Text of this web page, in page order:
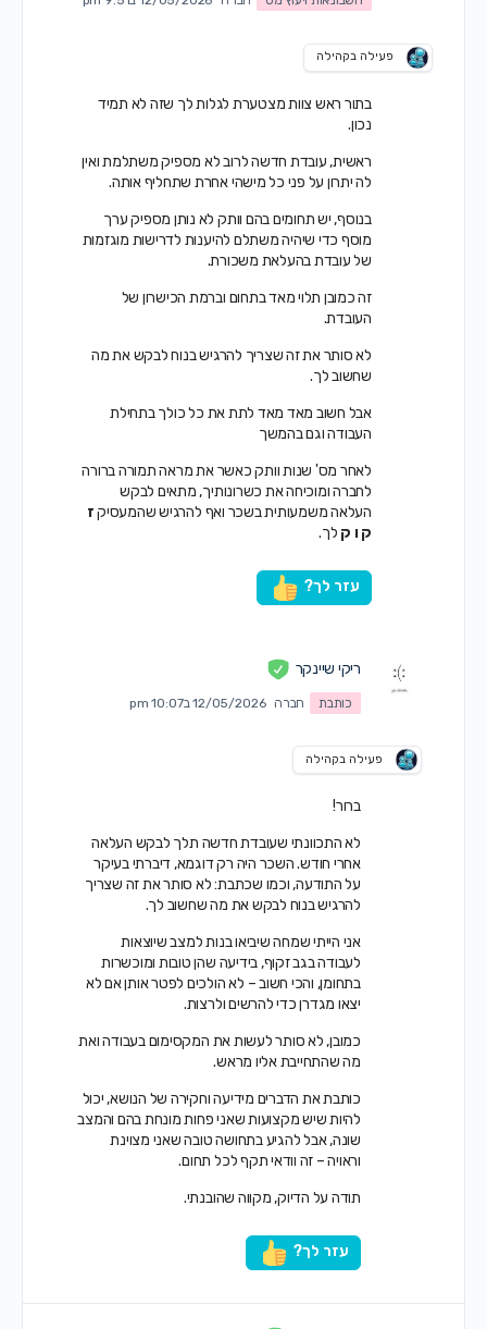
פעילה בקהילה
בתור ראש צוות מצטערת לגלות לך שזה לא תמיד
נכון.
ראשית, עובדת חדשה לרוב לא מספיק משתלמת ואין
לה יתרון על פני כל מישהי אחרת שתחליף אותה.
בנוסף, יש תחומים בהם וותק לא נותן מספיק ערך
מוסף כדי שיהיה משתלם להיענות לדרישות מוגזמות
של עובדת בהעלאת משכורת.
זה כמובן תלוי מאד בתחום וברמת הכישרון של
העובדת.
לא סותר את זה שצריך להרגיש בנוח לבקש את מה
שחשוב לך.
אבל חשוב מאד מאד לתת את כל כולך בתחילת
העבודה וגם בהמשך
לאחר מס' שנות וותק כאשר את מראה תמורה ברורה
לחברה ומוכיחה את כשרונותיך, מתאים לבקש
העלאה משמעותית בשכר ואף להרגיש שהמעסיקז
ק ו קלך.
עזר לך?
ריקי שיינקר
כותבת חברה 12/05/2026 ב10:07 pm
פעילה בקהילה
ברור!
לא התכוונתי שעובדת חדשה תלך לבקש העלאה
אחרי חודש. השכר היה רק דוגמא, דיברתי בעיקר
על התודעה, וכמו שכתבת:לא סותר את זה שצריך
להרגיש בנוח לבקש את מה שחשוב לך.
אני הייתי שמחה שיביאו בנות למצב שיוצאות
לעבודה בגב זקוף, בידיעה שהן טובות ומוכשרות
בתחומן, והכי חשוב – לא הולכים לפטר אותן אם לא
יצאו מגדרן כדי להרשים ולרצות.
כמובן, לא סותר לעשות את המקסימום בעבודה ואת
מה שהתחייבת אליו מראש.
כותבת את הדברים מידיעה וחקירה של הנושא, יכול
להיות שיש מקצועות שאני פחות מונחת בהם והמצב
שונה, אבל להגיע בתחושה טובה שאני מצוינת
וראויה – זה וודאי תקף לכל תחום.
תודה על הדיוק, מקווה שהובנתי.
עזר לך?